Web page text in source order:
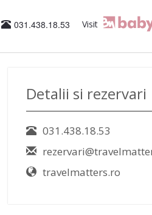
031.438.18.53 Visit
Detalii si rezervari
031.438.18.53
travelmatters.ro